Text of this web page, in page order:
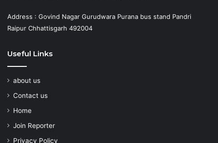
Address : Govind Nagar Gurudwara Purana bus stand Pandri
Raipur Chhattisgarh 492004
Useful Links
about us
Contact us
Home
Join Reporter
Privacy Policy